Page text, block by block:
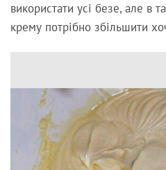
використати усі безе, але в
крему потрібно збільшити